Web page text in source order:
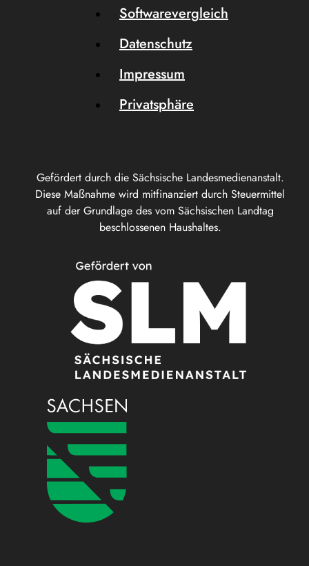
Gefördert durch die Sächsische Landesmedienanstalt.
Diese Maßnahme wird mitfinanziert durch Steuermittel
auf der Grundlage des vom Sächsischen Landtag
beschlossenen Haushaltes.
Softwarevergleich
Datenschutz
Impressum
Privatsphäre